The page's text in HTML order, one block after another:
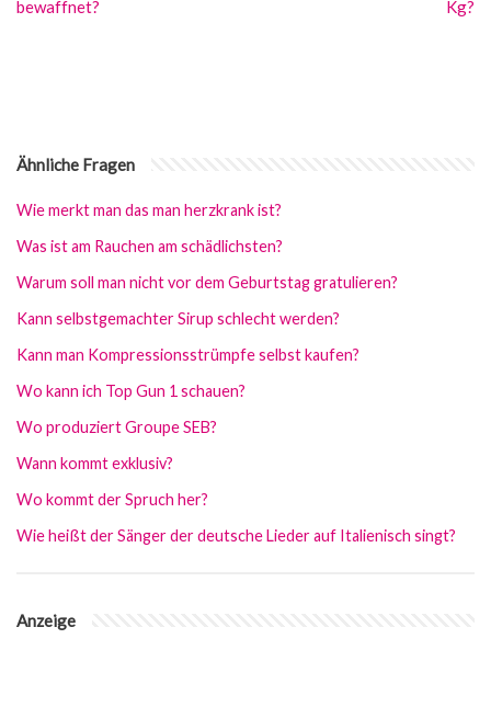
bewaffnet?
Kg?
Ähnliche Fragen
Wie merkt man das man herzkrank ist?
Was ist am Rauchen am schädlichsten?
Warum soll man nicht vor dem Geburtstag gratulieren?
Kann selbstgemachter Sirup schlecht werden?
Kann man Kompressionsstrümpfe selbst kaufen?
Wo kann ich Top Gun 1 schauen?
Wo produziert Groupe SEB?
Wann kommt exklusiv?
Wo kommt der Spruch her?
Wie heißt der Sänger der deutsche Lieder auf Italienisch singt?
Anzeige